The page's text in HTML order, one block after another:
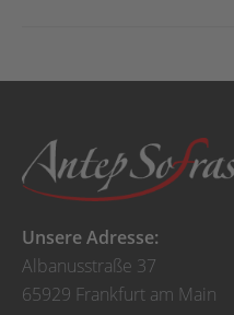
Unsere Adresse:
Albanusstraße 37
65929 Frankfurt am Main